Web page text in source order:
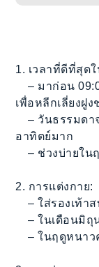
1. เวลาที่ดีที่สุด
– มาก่อน
เพื่อหลีกเลี่ยงฝู
– วันธรรมดา
อาทิตย์มาก
– ช่วงบ่ายในฤ
2. การแต่งกาย:
– ใส่รองเท้า
– ในเดือนมิถุ
– ในฤดูหนาว